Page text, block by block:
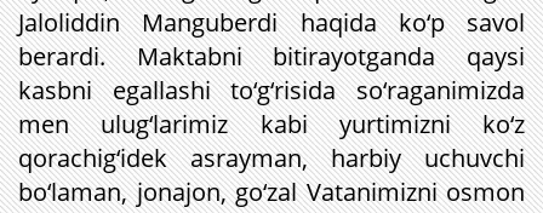
Jaloliddin Manguberdi haqida ko‘p savol
berardi. Maktabni bitirayotganda qaysi
kasbni egallashi to‘g‘risida so‘raganimizda
men ulug‘larimiz kabi yurtimizni ko‘z
qorachig‘idek asrayman, harbiy uchuvchi
bo‘laman, jonajon, go‘zal Vatanimizni osmon